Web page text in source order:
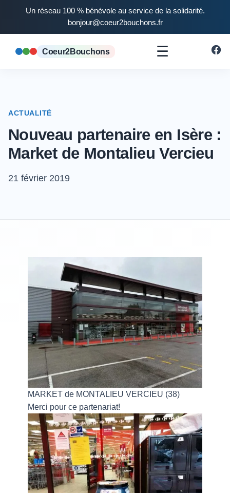
Un réseau 100 % bénévole au service de la solidarité.
bonjour@coeur2bouchons.fr
Coeur2Bouchons ☰
ACTUALITÉ
Nouveau partenaire en Isère :
Market de Montalieu Vercieu
21 février 2019
MARKET de MONTALIEU VERCIEU (38)
Merci pour ce partenariat!